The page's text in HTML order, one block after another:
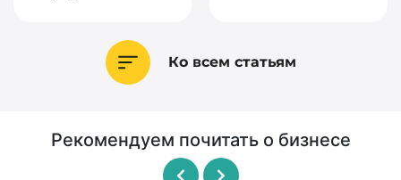
Ко всем статьям
Рекомендуем почитать о бизнесе